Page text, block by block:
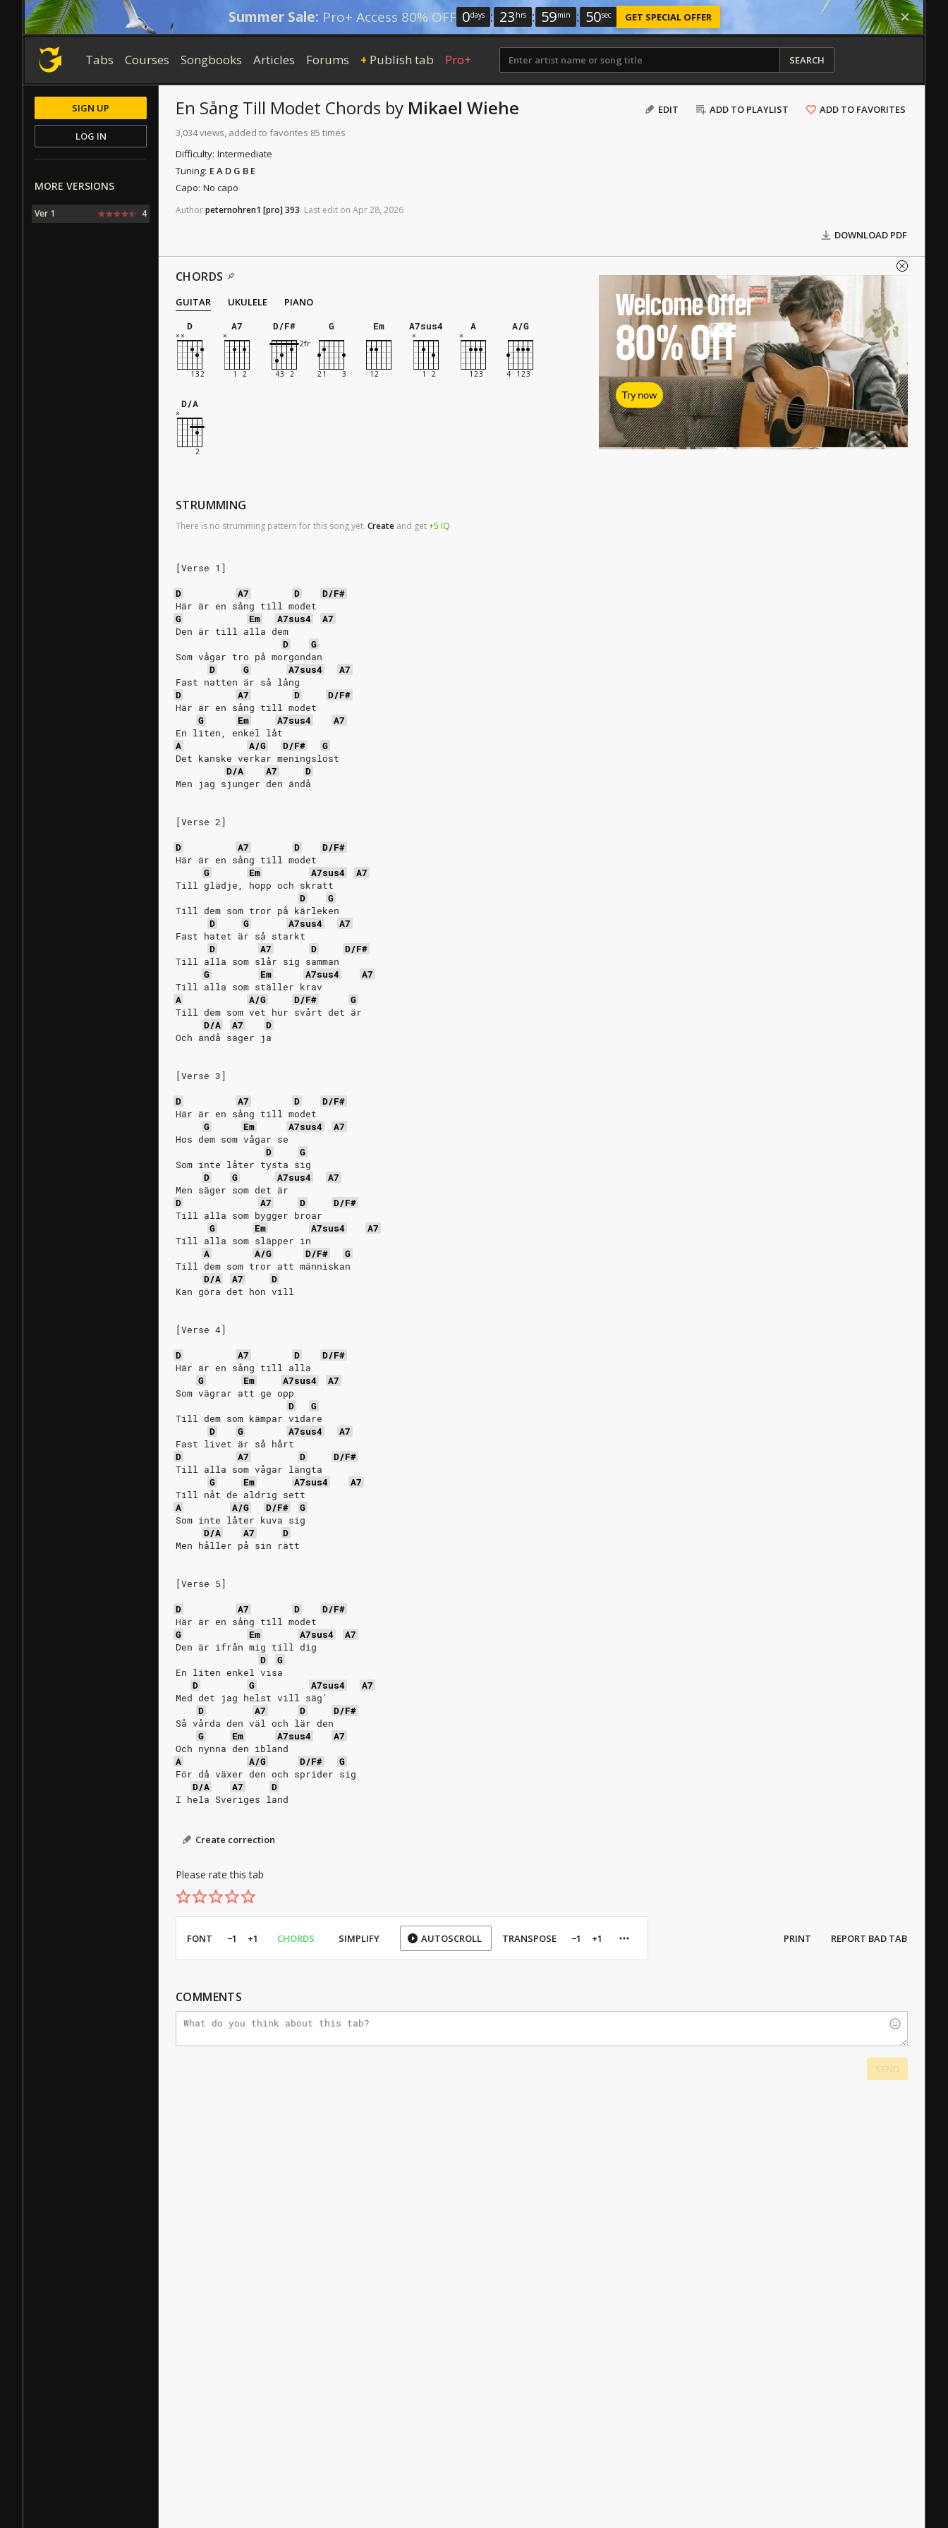
Summer Sale: Pro+ Access 80% OFF 0days : 23 hrs : 59min : 49sec GET SPECIAL OFFER
Tabs Courses Songbooks Articles Forums + Publish tab Pro+ SEARCH
EDIT ADD TO PLAYLIST ADD TO FAVORITES
En Sång Till Modet Chords by Mikael Wiehe
3,034 views, added to favorites 85 times
Difficulty: Intermediate
Tuning: E A D G B E
Capo: No capo
Authorpeternohren1 [pro]393. Last edit on Apr28, 2026
DOWNLOAD PDF
CHORDS
GUITAR UKULELE
PIANO
D
A7 D/F# G Em A7sus4 A A/G
D/A
STRUMMING
There is no strumming pattern for this song yet. Create and get+5 IQ
[Verse 1]
D
A7 D
D/F#
Här är en sång till modet
G
Em A7sus4
A7
Den är till alla dem
D
G
Som vågar tro på morgondan
D
G A7sus4
A7
Fast natten är så lång
D
A7 D
D/F#
Här är en sång till modet
G
Em A7sus4
A7
En liten, enkel låt
A
A/G D/F#
G
Det kanske verkar meningslöst
D/A
A7
D
Men jag sjunger den ändå
[Verse 2]
D
A7 D
D/F#
Här är en sång till modet
G
Em A7sus4
A7
Till glädje, hopp och skratt
D
G
Till dem som tror på kärleken
D
G A7sus4
A7
Fast hatet är så starkt
D
A7 D
D/F#
Till alla som slår sig samman
G
Em A7sus4
A7
Till alla som ställer krav
A
A/G D/F#
G
Till dem som vet hur svårt det är
D/A
A7
D
Och ändå säger ja
[Verse 3]
D
A7 D
D/F#
Här är en sång till modet
G
Em A7sus4
A7
Hos dem som vågar se
D
G
Som inte låter tysta sig
D
G A7sus4
A7
Men säger som det är
D
A7 D
D/F#
Till alla som bygger broar
G
Em A7sus4
A7
Till alla som släpper in
A
A/G D/F#
G
Till dem som tror att människan
D/A
A7
D
Kan göra det hon vill
[Verse 4]
D
A7 D
D/F#
Här är en sång till alla
G
Em A7sus4
A7
Som vägrar att ge opp
D
G
Till dem som kämpar vidare
D
G A7sus4
A7
Fast livet är så hårt
D
A7 D
D/F#
Till alla som vågar längta
G
Em A7sus4
A7
Till nåt de aldrig sett
A
A/G D/F#
G
Som inte låter kuva sig
D/A
A7
D
Men håller på sin rätt
[Verse 5]
D
A7 D
D/F#
Här är en sång till modet
G
Em A7sus4
A7
Den är ifrån mig till dig
D
G
En liten enkel visa
D
G A7sus4
A7
Med det jag helst vill säg'
D
A7 D
D/F#
Så vårda den väl och lär den
G
Em A7sus4
A7
Och nynna den ibland
A
A/G D/F#
G
För då växer den och sprider sig
D/A
A7
D
I hela Sveriges land
Create correction
Please rate this tab
Welcome Offer
80%Off
Try now
FONT −1 +1 CHORDS SIMPLIFY AUTOSCROLL TRANSPOSE −1 +1 PRINT REPORT BAD TAB
COMMENTS
SIGN UP
LOG IN
MORE VERSIONS
Ver 1 4